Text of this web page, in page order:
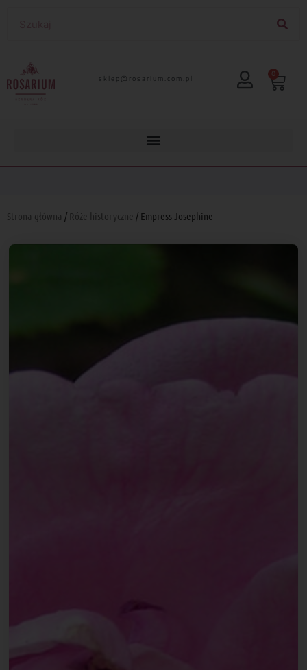
lp.moc.muirasor@pelks 0
Strona główna / Róże historyczne / Empress Josephine